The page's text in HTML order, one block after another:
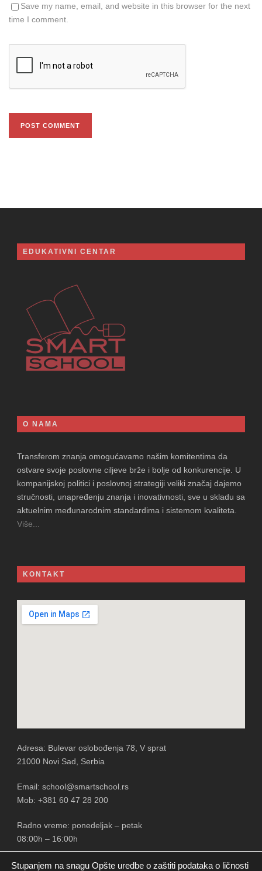
Save my name, email, and website in this browser for the next
time I comment.
EDUKATIVNI CENTAR
O NAMA
Transferom znanja omogućavamo našim komitentima da
ostvare svoje poslovne ciljeve brže i bolje od konkurencije. U
kompanijskoj politici i poslovnoj strategiji veliki značaj dajemo
stručnosti, unapređenju znanja i inovativnosti, sve u skladu sa
aktuelnim međunarodnim standardima i sistemom kvaliteta.
Više...
KONTAKT
Adresa: Bulevar oslobođenja 78, V sprat
21000 Novi Sad, Serbia
Email: school@smartschool.rs
Mob: +381 60 47 28 200
Radno vreme: ponedeljak – petak
08:00h – 16:00h
Stupanjem na snagu Opšte uredbe o zaštiti podataka o ličnosti